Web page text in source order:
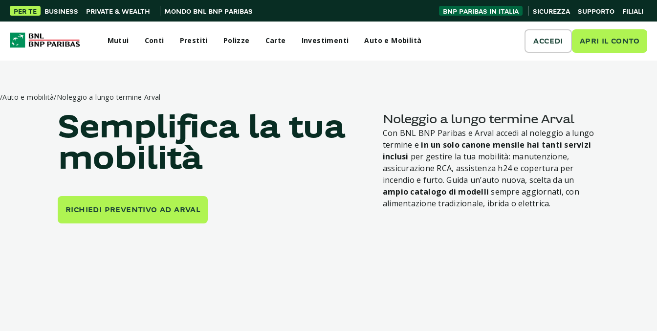
PER TE BUSINESS PRIVATE & WEALTH MONDO BNL BNP PARIBAS BNP PARIBAS IN ITALIA SICUREZZA SUPPORTO FILIALI
Mutui Conti Prestiti Polizze Carte Investimenti Auto e Mobilità ACCEDI APRI IL CONTO
/Auto e mobilità/Noleggio a lungo termine Arval
Semplifica la tua
mobilità
RICHIEDI PREVENTIVO AD ARVAL
Noleggio a lungo termine Arval
Con BNL BNP Paribas e Arval accedi al noleggio a lungo
termine e in un solo canone mensile hai tanti servizi
inclusi per gestire la tua mobilità: manutenzione,
assicurazione RCA, assistenza h24 e copertura per
incendio e furto. Guida un’auto nuova, scelta da un
ampio catalogo di modelli sempre aggiornati, con
alimentazione tradizionale, ibrida o elettrica.